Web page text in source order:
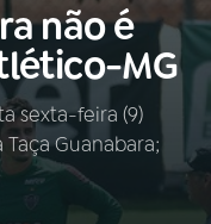
não é
MG
sexta-feira (9)
Guanabara;